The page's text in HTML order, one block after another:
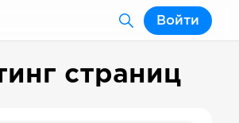
Войти
страниц